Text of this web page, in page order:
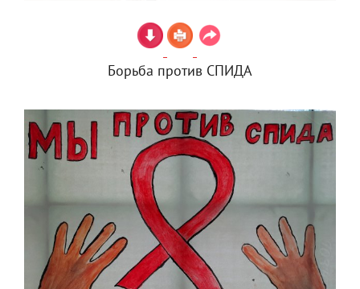
Борьба против СПИДА